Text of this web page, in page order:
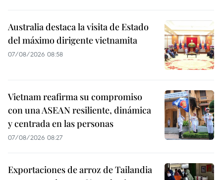
Australia destaca la visita de Estado
del máximo dirigente vietnamita
07/08/2026 08:58
Vietnam reafirma su compromiso
con una ASEAN resiliente, dinámica
y centrada en las personas
07/08/2026 08:27
Exportaciones de arroz de Tailandia